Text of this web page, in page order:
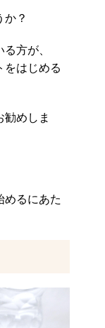
か？
方が、
をはじめる
勧めしま
めるにあた